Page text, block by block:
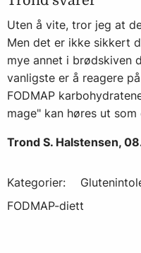
Uten å vite, tror jeg at
Men det er ikke sikkert
mye annet i brødskiven
vanligste er å reagere
FODMAP
mage" kan høres ut som
Trond S. Halstensen,
Kategorier:
FODMAP-diett